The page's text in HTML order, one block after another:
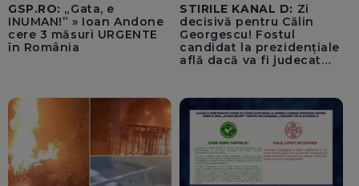
GSP.RO: „Gata, e
INUMAN!” » Ioan Andone
cere 3 măsuri URGENTE
în România
STIRILE KANAL D: Zi
decisivă pentru Călin
Georgescu! Fostul
candidat la prezidențiale
află dacă va fi judecat